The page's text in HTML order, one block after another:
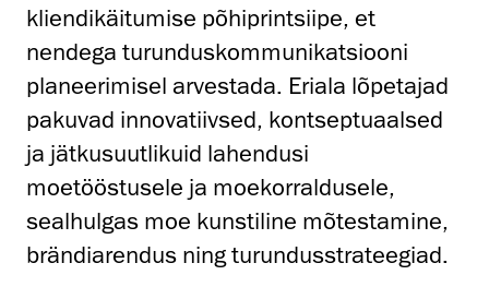
kliendikäitumise põhiprintsiipe, et
nendega turunduskommunikatsiooni
planeerimisel arvestada. Eriala lõpetajad
pakuvad innovatiivsed, kontseptuaalsed
ja jätkusuutlikuid lahendusi
moetööstusele ja moekorraldusele,
sealhulgas moe kunstiline mõtestamine,
brändiarendus ning turundusstrateegiad.